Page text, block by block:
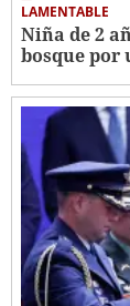
LAMENTABLE
Niña de 2
bosque por